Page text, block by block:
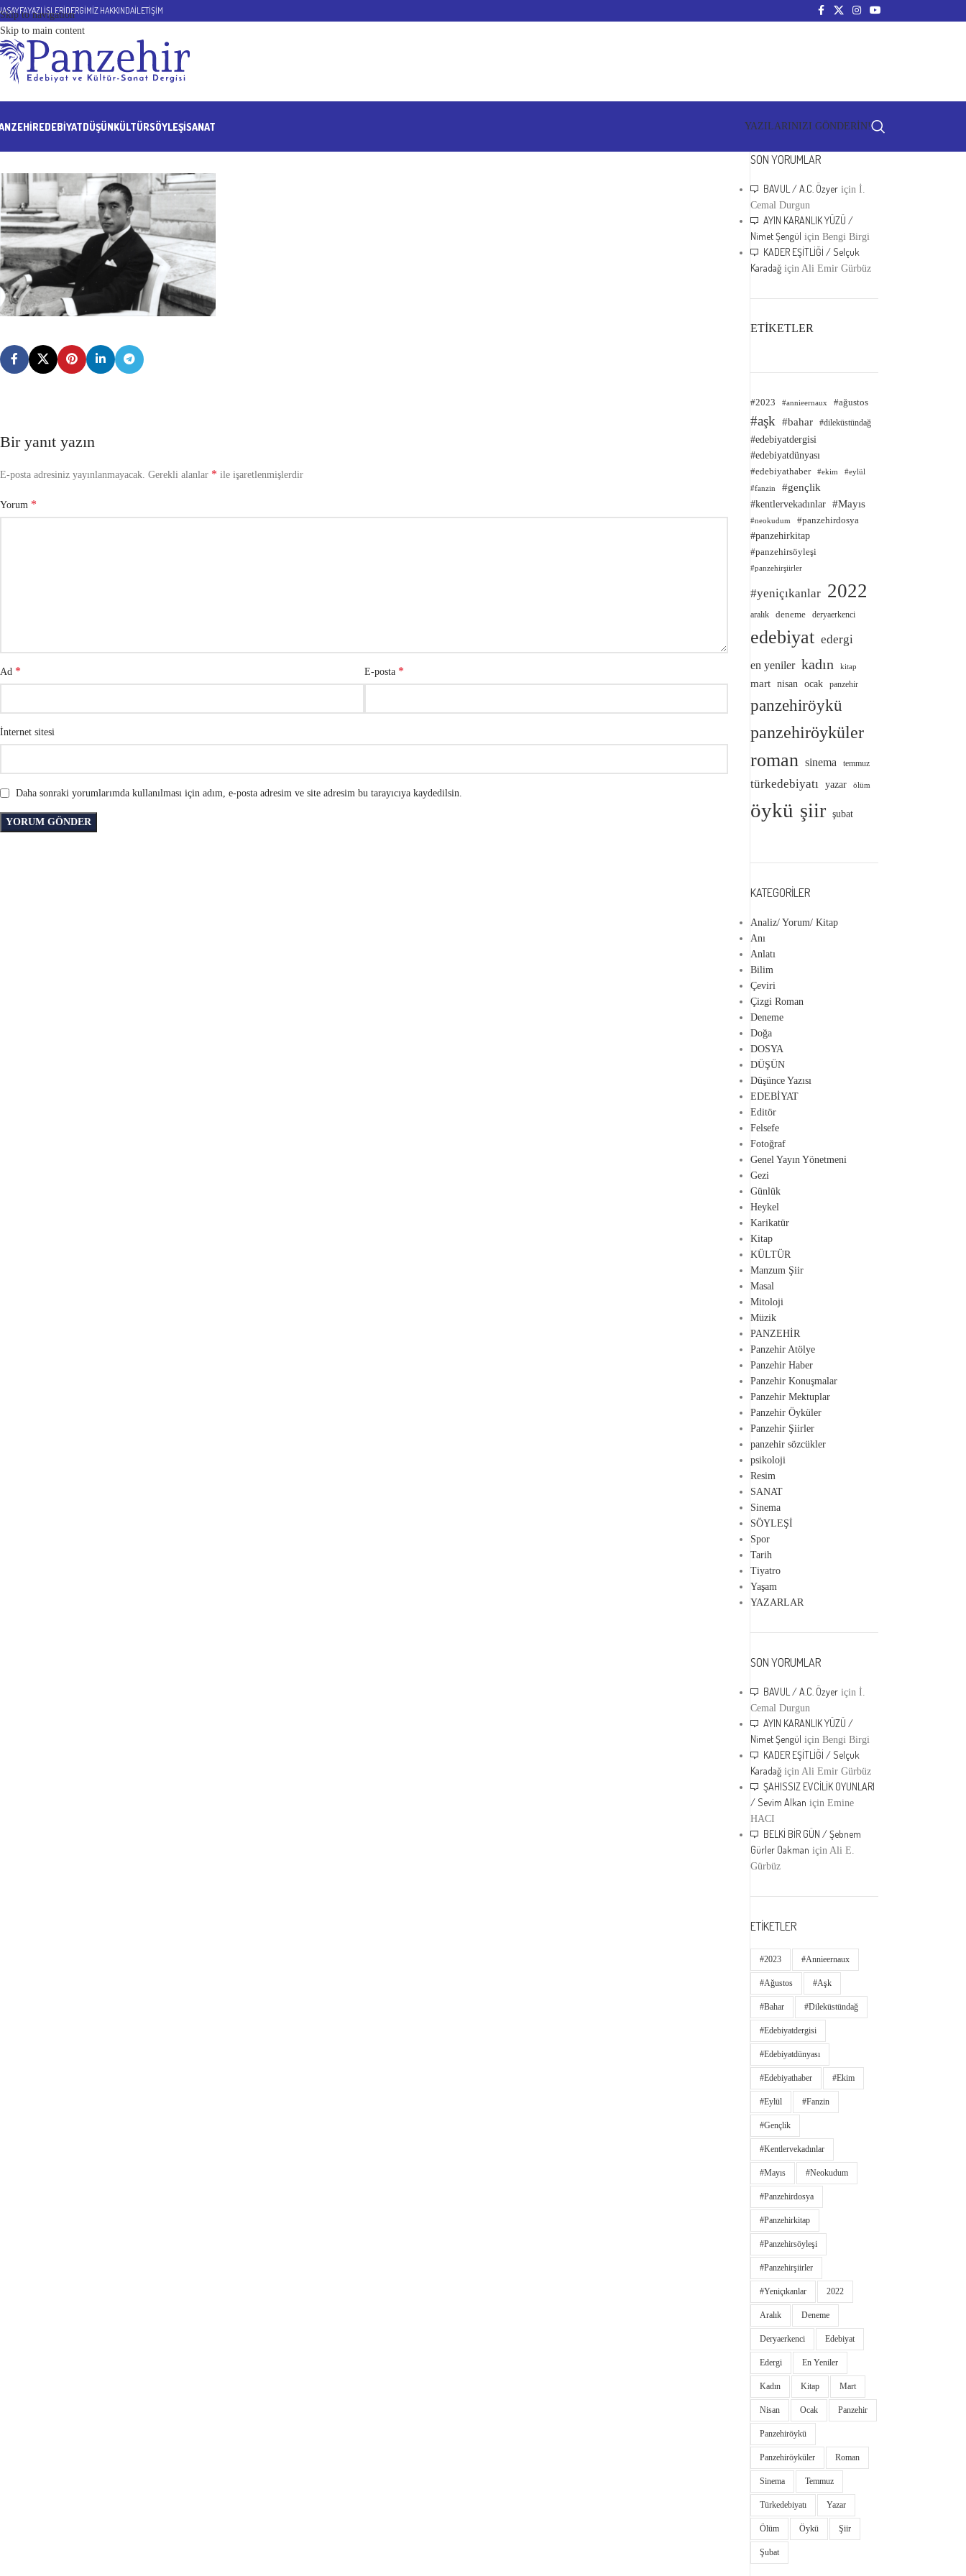
Skip to navigation
Skip to main content
YAZI İŞLERİDERGİMİZ HAKKINDAİLETİŞİM
EDEBİYATDÜŞÜNKÜLTÜRSÖYLEŞİSANAT YAZILARINIZI GÖNDERİN!
Bir yanıt yazın
E-posta adresiniz yayınlanmayacak. Gerekli alanlar * ile işaretlenmişlerdir
Yorum *
Ad * E-posta *
İnternet sitesi
Daha sonraki yorumlarımda kullanılması için adım, e-posta adresim ve site adresim bu tarayıcıya kaydedilsin.
SON YORUMLAR
BAVUL / A.C. Özyer içinİ.
Cemal Durgun
AYIN KARANLIK YÜZÜ /
Nimet Şengül içinBengi Birgi
KADER EŞİTLİĞİ / Selçuk
Karadağ içinAli Emir Gürbüz
ETİKETLER
#2023 #annieernaux #ağustos
#aşk #bahar #dileküstündağ
#edebiyatdergisi
#edebiyatdünyası
#edebiyathaber #ekim #eylül
#fanzin
#gençlik
#kentlervekadınlar #Mayıs
#neokudum
#panzehirdosya
#panzehirkitap
#panzehirsöyleşi
#panzehirşiirler
#yeniçıkanlar 2022
aralık deneme deryaerkenci
edebiyat edergi
en yeniler kadın kitap
mart nisan ocak panzehir
panzehiröykü
panzehiröyküler
roman sinema temmuz
türkedebiyatı yazar ölüm
öykü şiir şubat
KATEGORILER
Analiz/ Yorum/ Kitap
Anı
Anlatı
Bilim
Çeviri
Çizgi Roman
Deneme
Doğa
DOSYA
DÜŞÜN
Düşünce Yazısı
EDEBİYAT
Editör
Felsefe
Fotoğraf
Genel Yayın Yönetmeni
Gezi
Günlük
Heykel
Karikatür
Kitap
KÜLTÜR
Manzum Şiir
Masal
Mitoloji
Müzik
PANZEHİR
Panzehir Atölye
Panzehir Haber
Panzehir Konuşmalar
Panzehir Mektuplar
Panzehir Öyküler
Panzehir Şiirler
panzehir sözcükler
psikoloji
Resim
SANAT
Sinema
SÖYLEŞİ
Spor
Tarih
Tiyatro
Yaşam
YAZARLAR
SON YORUMLAR
BAVUL / A.C. Özyer içinİ.
Cemal Durgun
AYIN KARANLIK YÜZÜ /
Nimet Şengül içinBengi Birgi
KADER EŞİTLİĞİ / Selçuk
Karadağ içinAli Emir Gürbüz
ŞAHISSIZ EVCİLİK OYUNLARI
/ Sevim Alkan içinEmine
HACI
BELKİ BİR GÜN / Şebnem
Gürler Oakman içinAli E.
Gürbüz
ETİKETLER
#2023 #annieernaux
#ağustos #aşk
#bahar #dileküstündağ
#edebiyatdergisi
#edebiyatdünyası
#edebiyathaber #ekim
#eylül #fanzin
#gençlik
#kentlervekadınlar
#Mayıs #neokudum
#panzehirdosya
#panzehirkitap
#panzehirsöyleşi
#panzehirşiirler
#yeniçıkanlar 2022
Aralık Deneme
Deryaerkenci Edebiyat
Edergi En Yeniler
Kadın Kitap Mart
Nisan Ocak Panzehir
Panzehiröykü
Panzehiröyküler Roman
Sinema Temmuz
Türkedebiyatı Yazar
Ölüm Öykü Şiir
Şubat